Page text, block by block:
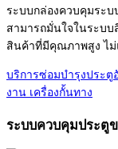
ระบบกล่องควบคุมระบ
สามารถมั่นใจในระบบ
สินค้าที่มีคุณภาพสูง ไ
บริการซ่อมบำรุงประ
งาน เครื่องกั้นทาง
ระบบควบคุมประตูข